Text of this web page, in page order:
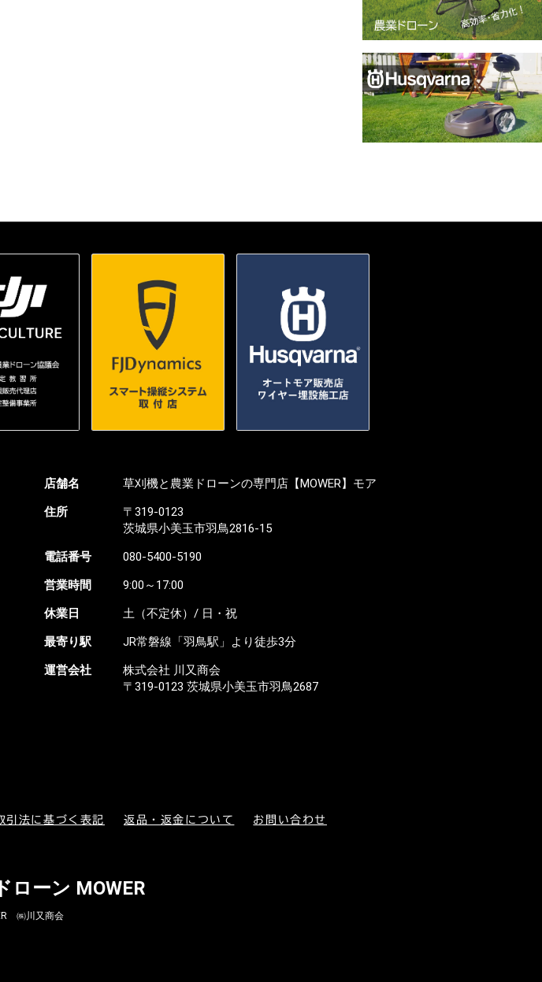
店舗名
草刈機と農業ドローンの専門店【MOWER】モア
住所
〒319-0123
茨城県小美玉市羽鳥2816-15
電話番号
080-5400-5190
営業時間
9:00～17:00
休業日
土（不定休）/ 日・祝
最寄り駅
JR常磐線「羽鳥駅」より徒歩3分
運営会社
株式会社 川又商会
〒319-0123 茨城県小美玉市羽鳥2687
引法に基づく表記 返品・返金について お問い合わせ
ローン MOWER
㈱川又商会